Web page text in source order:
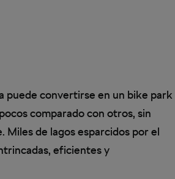
puede convertirse en un bike park
comparado con otros, sin
Miles de lagos esparcidos por el
eficientes y